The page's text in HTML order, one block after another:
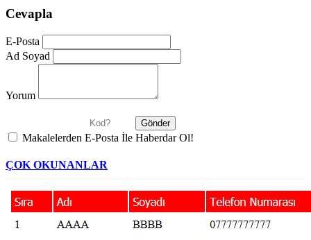
Cevapla
E-Posta
Ad Soyad
Yorum
Makalelerden E-Posta İle Haberdar Ol!
ÇOK OKUNANLAR